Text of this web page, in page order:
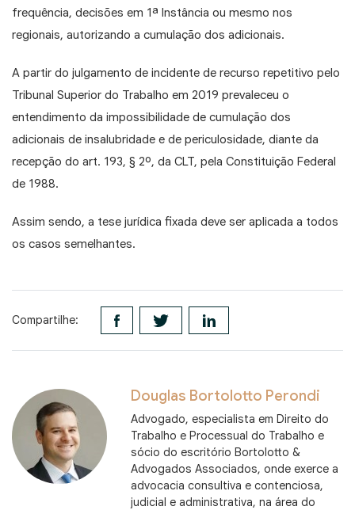
frequência, decisões em 1ª Instância ou mesmo nos
regionais, autorizando a cumulação dos adicionais.
A partir do julgamento de incidente de recurso repetitivo pelo
Tribunal Superior do Trabalho em 2019 prevaleceu o
entendimento da impossibilidade de cumulação dos
adicionais de insalubridade e de periculosidade, diante da
recepção do art. 193, § 2º, da CLT, pela Constituição Federal
de 1988.
Assim sendo, a tese jurídica fixada deve ser aplicada a todos
os casos semelhantes.
Compartilhe:
Douglas Bortolotto Perondi
Advogado, especialista em Direito do
Trabalho e Processual do Trabalho e
sócio do escritório Bortolotto &
Advogados Associados, onde exerce a
advocacia consultiva e contenciosa,
judicial e administrativa, na área do